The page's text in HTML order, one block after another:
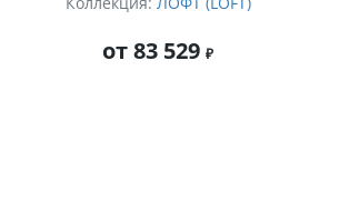
от 83 529